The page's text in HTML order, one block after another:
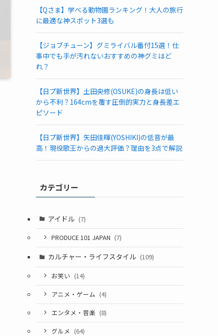
【Qさま】学べる動物園ランキング！大人の旅行
に最適な神スポット3選も
【ジョブチューン】グミライバル番付15選！仕
事中でも手が汚れないおすすめの神グミはど
れ？
【日プ新世界】土田央修(OSUKE)の身長は低い
から不利？164cmを覆す圧倒的実力と身長差エ
ピソード
【日プ新世界】矢田佳暉(YOSHIKI)の低音が最
高！現役歌王からの過大評価？理由を3点で解説
カテゴリー
アイドル (7)
PRODUCE 101 JAPAN (7)
カルチャー・ライフスタイル (109)
お笑い (14)
アニメ・ゲーム (4)
エンタメ・音楽 (8)
グルメ (64)